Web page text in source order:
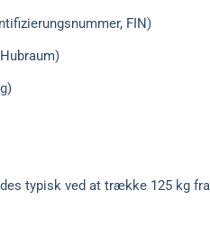
FIN)
typisk ved at trække 125 kg